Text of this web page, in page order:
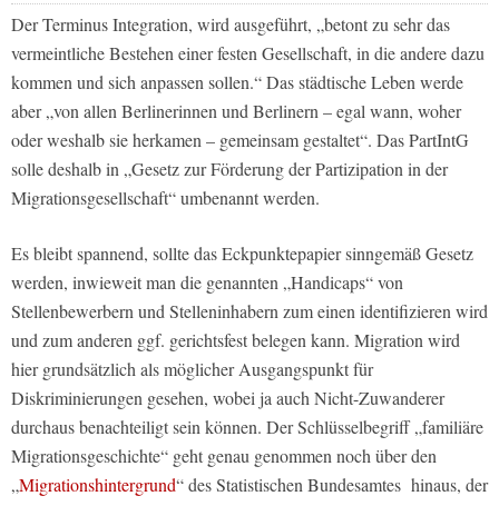
Der Terminus Integration, wird ausgeführt, „betont zu sehr das
vermeintliche Bestehen einer festen Gesellschaft, in die andere dazu
kommen und sich anpassen sollen.“ Das städtische Leben werde
aber „von allen Berlinerinnen und Berlinern – egal wann, woher
oder weshalb sie herkamen – gemeinsam gestaltet“. Das PartIntG
solle deshalb in „Gesetz zur Förderung der Partizipation in der
Migrationsgesellschaft“ umbenannt werden.
Es bleibt spannend, sollte das Eckpunktepapier sinngemäß Gesetz
werden, inwieweit man die genannten „Handicaps“ von
Stellenbewerbern und Stelleninhabern zum einen identifizieren wird
und zum anderen ggf. gerichtsfest belegen kann. Migration wird
hier grundsätzlich als möglicher Ausgangspunkt für
Diskriminierungen gesehen, wobei ja auch Nicht-Zuwanderer
durchaus benachteiligt sein können. Der Schlüsselbegriff „familiäre
Migrationsgeschichte“ geht genau genommen noch über den
„Migrationshintergrund“ des Statistischen Bundesamtes hinaus, der